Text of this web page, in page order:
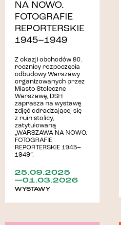
NA NOWO.
FOTOGRAFIE
REPORTERSKIE
1945–1949
Z okazji obchodów 80.
rocznicy rozpoczęcia
odbudowy Warszawy
organizowanych przez
Miasto Stołeczne
Warszawę, DSH
zaprasza na wystawę
zdjęć odradzającej się
z ruin stolicy,
zatytułowaną
„WARSZAWA NA NOWO.
FOTOGRAFIE
REPORTERSKIE 1945–
1949”.
25.09.2025
—01.03.2026
WYSTAWY